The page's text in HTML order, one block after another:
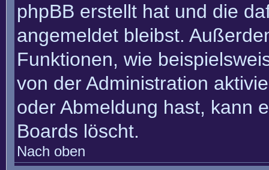
phpBB erstellt hat und die
angemeldet bleibst.
Funktionen, wie
von der Administration
oder Abmeldung hast, kann
Boards löscht.
Nach oben